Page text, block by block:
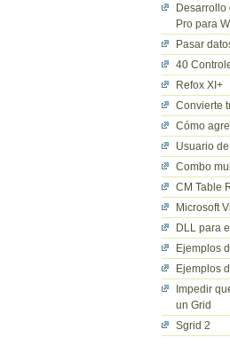
Desarrollo
Pro para
Pasar
40
Refox XI+
Convierte
Cómo
Usuario
Combo
CM Table
Microsoft
DLL para
Ejemplos
Ejemplos
Impedir
un Grid
Sgrid 2